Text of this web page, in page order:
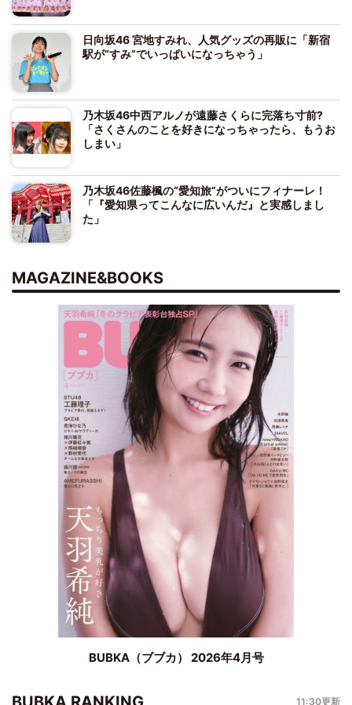
日向坂46 宮地すみれ、人気グッズの再販に「新宿
駅が“すみ”でいっぱいになっちゃう」
乃木坂46中西アルノが遠藤さくらに完落ち寸前?
「さくさんのことを好きになっちゃったら、もうお
しまい」
乃木坂46佐藤楓の“愛知旅”がついにフィナーレ！
「『愛知県ってこんなに広いんだ』と実感しまし
た」
MAGAZINE&BOOKS
BUBKA（ブブカ） 2026年4月号
11:30更新